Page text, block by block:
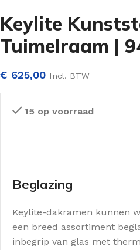
Keylite
Tuimelraam |
€ 625,00 Incl. BTW
15 op voorraad
Beglazing
Keylite-dakramen kunnen
een breed assortiment
inbegrip van glas met